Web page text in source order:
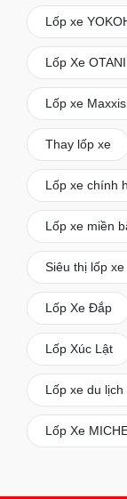
Lốp xe
Lốp Xe OTANI
Lốp xe Maxxis
Thay lốp xe
Lốp xe chính
Lốp xe miền
Siêu thị lốp xe
Lốp Xe Đắp
Lốp Xúc Lật
Lốp xe du lịch
Lốp Xe